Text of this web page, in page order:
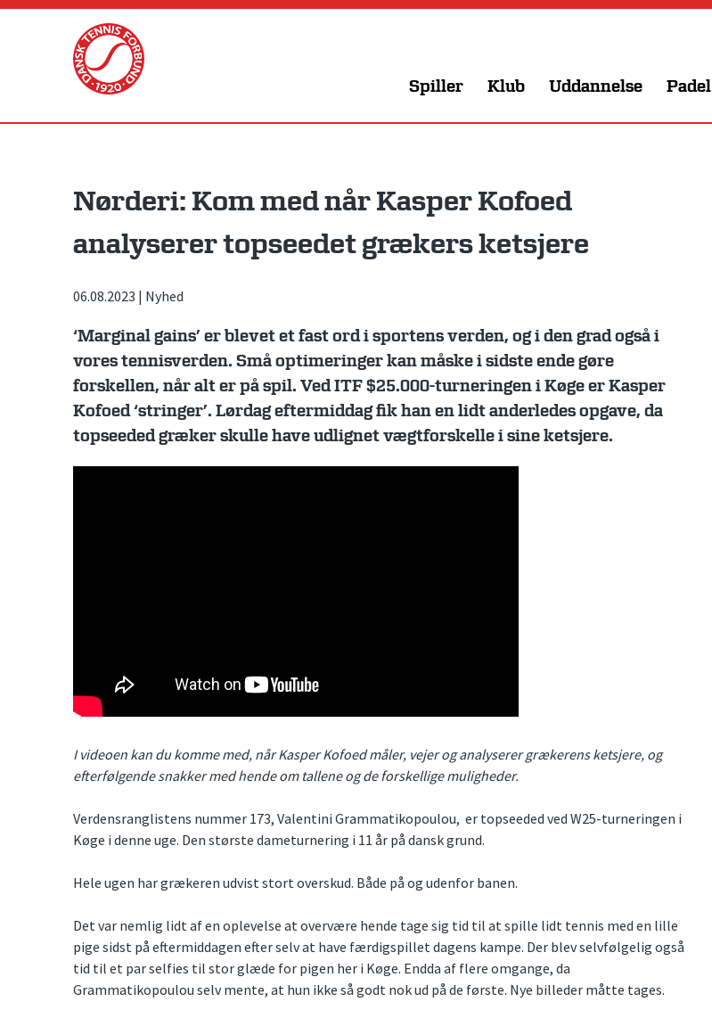
Skip
Spiller Klub Uddannelse Padel
Nørderi: Kom med når Kasper Kofoed
analyserer topseedet grækers ketsjere
06.08.2023 | Nyhed
‘Marginal gains’ er blevet et fast ord i sportens verden, og i den grad også i
vores tennisverden. Små optimeringer kan måske i sidste ende gøre
forskellen, når alt er på spil. Ved ITF $25.000-turneringen i Køge er Kasper
Kofoed ‘stringer’. Lørdag eftermiddag fik han en lidt anderledes opgave, da
topseeded græker skulle have udlignet vægtforskelle i sine ketsjere.
I videoen kan du komme med, når Kasper Kofoed måler, vejer og analyserer grækerens ketsjere, og
efterfølgende snakker med hende om tallene og de forskellige muligheder.
Verdensranglistens nummer 173, Valentini Grammatikopoulou, er topseeded ved W25-turneringen i
Køge i denne uge. Den største dameturnering i 11 år på dansk grund.
Hele ugen har grækeren udvist stort overskud. Både på og udenfor banen.
Det var nemlig lidt af en oplevelse at overvære hende tage sig tid til at spille lidt tennis med en lille
pige sidst på eftermiddagen efter selv at have færdigspillet dagens kampe. Der blev selvfølgelig også
tid til et par selfies til stor glæde for pigen her i Køge. Endda af flere omgange, da
Grammatikopoulou selv mente, at hun ikke så godt nok ud på de første. Nye billeder måtte tages.